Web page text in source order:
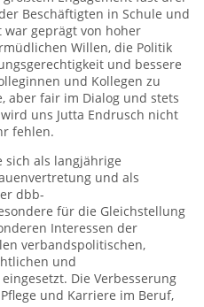
Beschäftigten in Schule und
geprägt von hoher
Willen, die Politik
und bessere
und Kollegen zu
aber fair im Dialog und stets
uns Jutta Endrusch nicht
fehlen.
sich als langjährige
und als
dbb-
für die Gleichstellung
Interessen der
verbandspolitischen,
und
Die Verbesserung
und Karriere im Beruf,